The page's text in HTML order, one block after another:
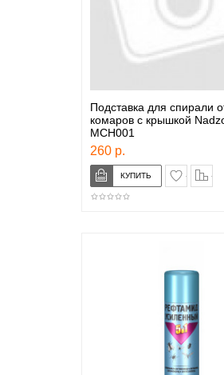
Подставка для спирали
комаров с крышкой
MCH001
260 р.
в